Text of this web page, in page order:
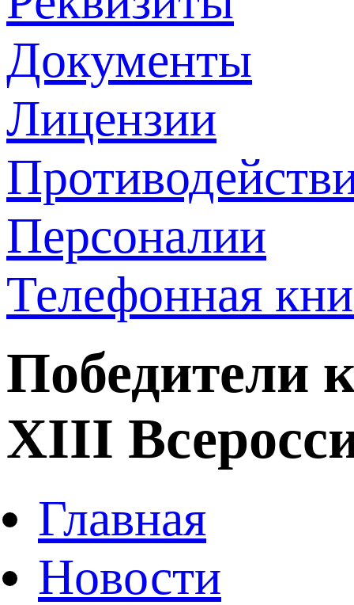
Документы
Лицензии
Персоналии
Телефонная
Победители
XIII
Главная
Новости